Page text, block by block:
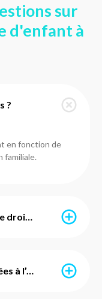
sur
d'enfant à
?
en fonction de
familiale.
La garde d’enfants ouvre-t-elle droit à des aides financières ?
de libre choix
d’impôt de 50 %.
Les activités sont-elles adaptées à l’âge de mon enfant ?